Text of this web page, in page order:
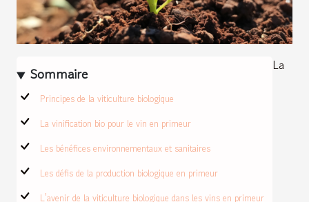
Sommaire
Principes de la viticulture biologique
La vinification bio pour le vin en primeur
Les bénéfices environnementaux et sanitaires
Les défis de la production biologique en primeur
L'avenir de la viticulture biologique dans les vins en primeur
La